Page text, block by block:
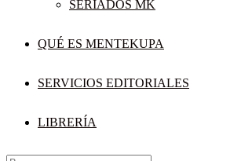
SERIADOS MK
QUÉ ES MENTEKUPA
SERVICIOS EDITORIALES
LIBRERÍA